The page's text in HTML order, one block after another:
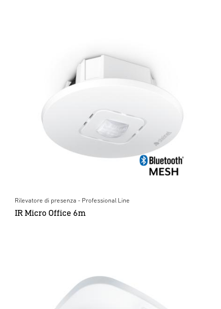
Rilevatore di presenza - Professional Line
IR Micro Office 6m